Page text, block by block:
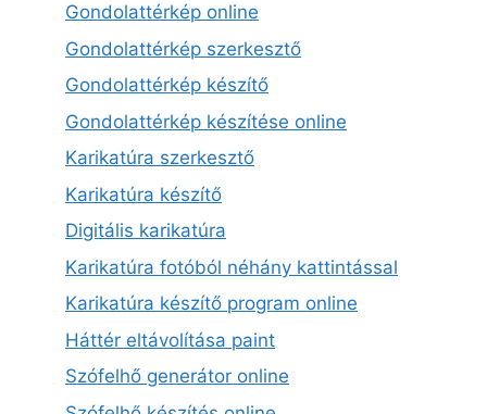
Gondolattérkép online
Gondolattérkép szerkesztő
Gondolattérkép készítő
Gondolattérkép készítése online
Karikatúra szerkesztő
Karikatúra készítő
Digitális karikatúra
Karikatúra fotóból néhány kattintással
Karikatúra készítő program online
Háttér eltávolítása paint
Szófelhő generátor online